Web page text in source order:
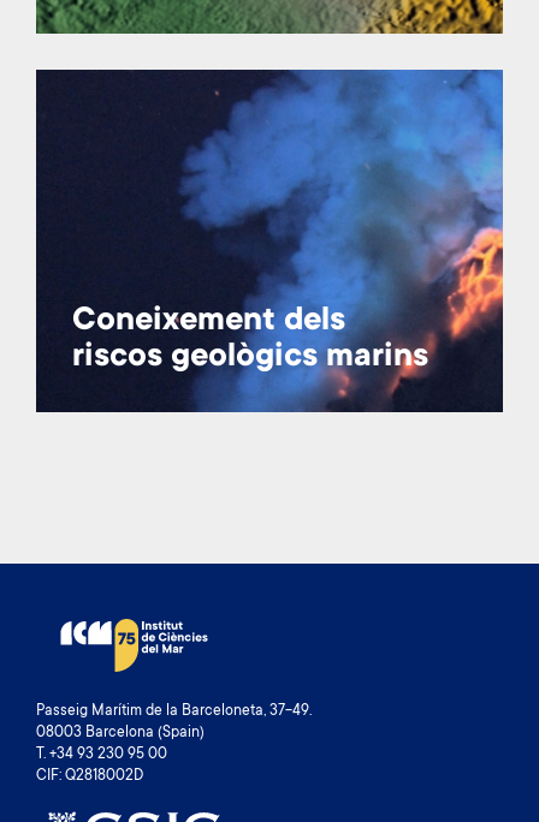
Coneixement dels
riscos geològics marins
Passeig Marítim de la Barceloneta, 37-49.
08003 Barcelona (Spain)
T. +34 93 230 95 00
CIF: Q2818002D